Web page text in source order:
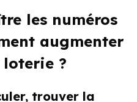
les numéros
augmenter
loterie ?
trouver la